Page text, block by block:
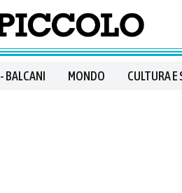
BALCANI MONDO CULTURA